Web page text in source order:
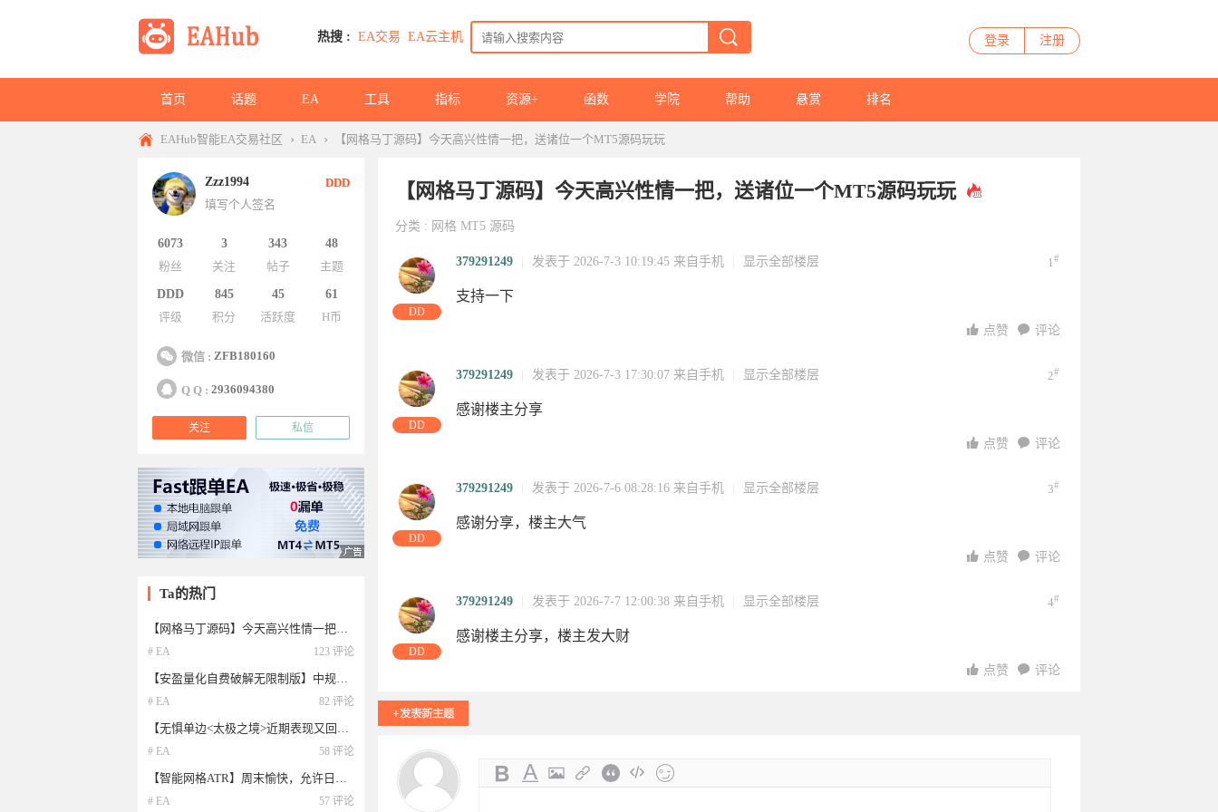
热搜 : EA交易 EA云主机 登录 注册
首页 话题 EA 工具 指标 资源+ 函数 学院 帮助 悬赏 排名
EAHub智能EA交易社区 › EA › 【网格马丁源码】今天高兴性情一把，送诸位一个MT5源码玩玩
【网格马丁源码】今天高兴性情一把，送诸位一个MT5源码玩玩
分类 : 网格 MT5 源码
DD
1#
379291249 发表于 2026-7-3 10:19:45 来自手机 显示全部楼层
支持一下
点赞 评论
DD
2#
379291249 发表于 2026-7-3 17:30:07 来自手机 显示全部楼层
感谢楼主分享
点赞 评论
DD
3#
379291249 发表于 2026-7-6 08:28:16 来自手机 显示全部楼层
感谢分享，楼主大气
点赞 评论
DD
4#
379291249 发表于 2026-7-7 12:00:38 来自手机 显示全部楼层
感谢楼主分享，楼主发大财
点赞 评论
Zzz1994
DDD
填写个人签名
6073
粉丝
3
关注
343
帖子
48
主题
DDD
评级
845
积分
45
活跃度
61
H币
微信 : ZFB180160
Q Q : 2936094380
关注 私信
Ta的热门
【网格马丁源码】今天高兴性情一把，送诸位一个MT5源码玩玩
# EA 123 评论
【安盈量化自费破解无限制版】中规中矩，抗风险能力强
# EA 82 评论
【无惧单边<太极之境>近期表现又回归巅峰，再给各位补发一次】智能，多指标过滤，无惧单边
# EA 58 评论
【智能网格ATR】周末愉快，允许日化低，绝不允许爆仓，爆仓圣体哥们看过来，参数多变多种玩法，告别爆仓
# EA 57 评论